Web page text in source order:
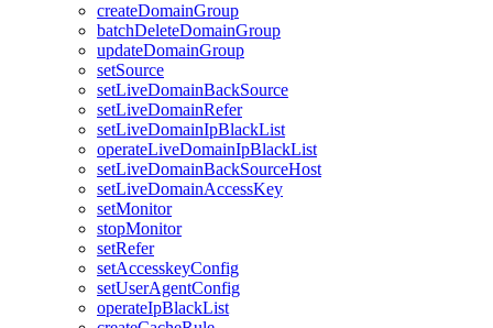
createDomainGroup
batchDeleteDomainGroup
updateDomainGroup
setSource
setLiveDomainBackSource
setLiveDomainRefer
setLiveDomainIpBlackList
operateLiveDomainIpBlackList
setLiveDomainBackSourceHost
setLiveDomainAccessKey
setMonitor
stopMonitor
setRefer
setAccesskeyConfig
setUserAgentConfig
operateIpBlackList